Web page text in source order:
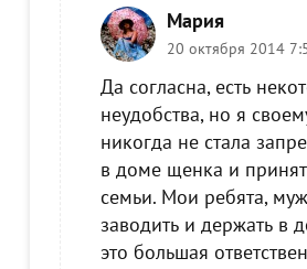
Мария
20 октября 2014
Да согласна, есть
неудобства, но я
никогда не стала
в доме щенка и
семьи. Мои ребята,
заводить и держать в
это большая